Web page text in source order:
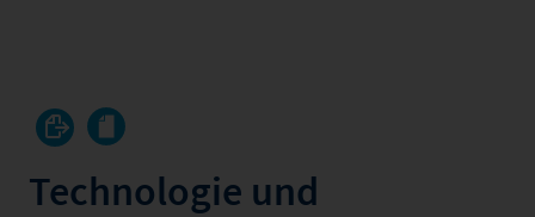
Technologie und